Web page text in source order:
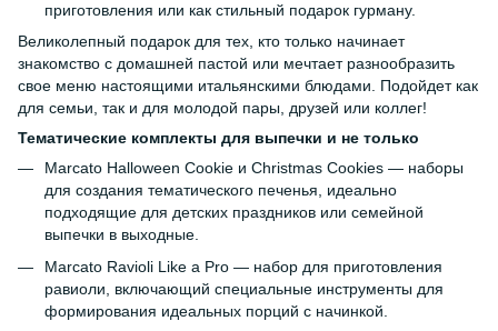
приготовления или как стильный подарок гурману.
Великолепный подарок для тех, кто только начинает
знакомство с домашней пастой или мечтает разнообразить
свое меню настоящими итальянскими блюдами. Подойдет как
для семьи, так и для молодой пары, друзей или коллег!
Тематические комплекты для выпечки и не только
Marcato Halloween Cookie и Christmas Cookies — наборы
для создания тематического печенья, идеально
подходящие для детских праздников или семейной
выпечки в выходные.
Marcato Ravioli Like a Pro — набор для приготовления
равиоли, включающий специальные инструменты для
формирования идеальных порций с начинкой.